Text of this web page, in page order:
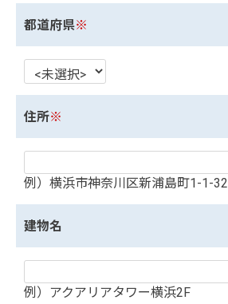
都道府県※
住所※
例）横浜市神奈川区新浦島町1-1-32
建物名
例）アクアリアタワー横浜2F